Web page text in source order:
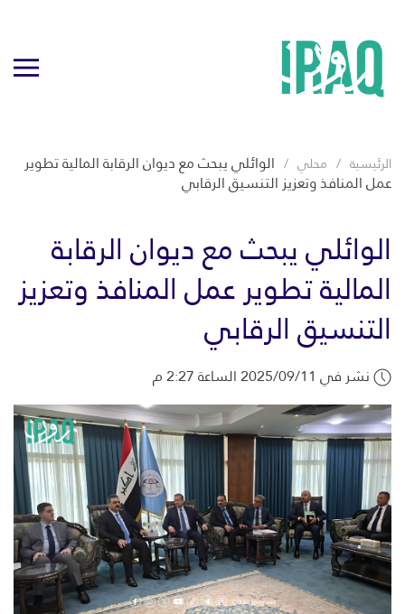
الرئيسية محلي الوائلي يبحث مع ديوان الرقابة المالية تطوير
عمل المنافذ وتعزيز التنسيق الرقابي
الوائلي يبحث مع ديوان الرقابة
المالية تطوير عمل المنافذ وتعزيز
التنسيق الرقابي
نشر في 2025/09/11 الساعة 2:27 م